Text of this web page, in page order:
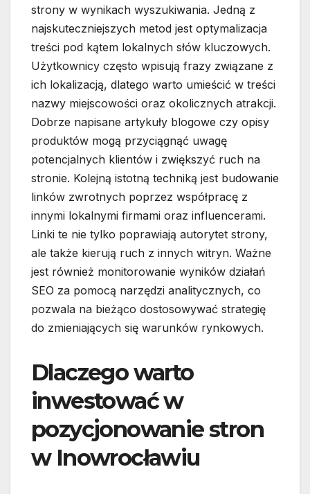
strony w wynikach wyszukiwania. Jedną z
najskuteczniejszych metod jest optymalizacja
treści pod kątem lokalnych słów kluczowych.
Użytkownicy często wpisują frazy związane z
ich lokalizacją, dlatego warto umieścić w treści
nazwy miejscowości oraz okolicznych atrakcji.
Dobrze napisane artykuły blogowe czy opisy
produktów mogą przyciągnąć uwagę
potencjalnych klientów i zwiększyć ruch na
stronie. Kolejną istotną techniką jest budowanie
linków zwrotnych poprzez współpracę z
innymi lokalnymi firmami oraz influencerami.
Linki te nie tylko poprawiają autorytet strony,
ale także kierują ruch z innych witryn. Ważne
jest również monitorowanie wyników działań
SEO za pomocą narzędzi analitycznych, co
pozwala na bieżąco dostosowywać strategię
do zmieniających się warunków rynkowych.
Dlaczego warto
inwestować w
pozycjonowanie stron
w Inowrocławiu